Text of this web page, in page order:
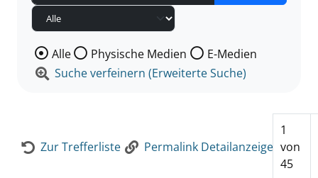
Wählen Sie die Medienart nach der Sie suchen wollen.
Alle Physische Medien
E-Medien
Suche verfeinern (Erweiterte Suche)
Zur Trefferliste Permalink Detailanzeige
1
von
45